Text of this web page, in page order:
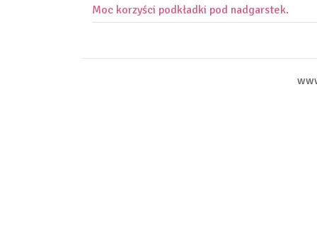
Moc korzyści podkładki pod nadgarstek.